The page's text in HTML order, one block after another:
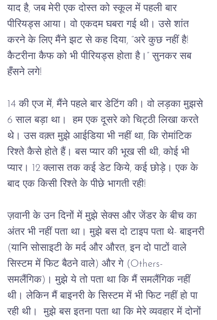
याद है, जब मेरी एक दोस्त को स्कूल में पहली बार
पीरियड्स आया। वो एकदम घबरा गई थी। उसे शांत
करने के लिए मैंने झट से कह दिया, “अरे कुछ नहीं है!
कैटरीना कैफ को भी पीरियड्स होता है।” सुनकर सब
हँसने लगे!
14 की एज में, मैंने पहले बार डेटिंग की। वो लड़का मुझसे
6 साल बड़ा था।
हम एक दूसरे को चिट्ठी लिखा करते
थे। उस वक़्त मुझे आईडिया भी नहीं था, कि रोमांटिक
रिश्ते कैसे होते हैं। बस प्यार की भूख सी थी, कोई भी
प्यार।
12 क्लास तक कई डेट किये, कई छोड़े। एक के
बाद एक किसी रिश्ते के पीछे भागती रही!
ज़वानी के उन दिनों में मुझे सेक्स और जेंडर के बीच का
अंतर भी नहीं पता था। मुझे बस दो टाइप पता थे- बाइनरी
(यानि सोसाइटी के मर्द और औरत, इन दो पाटों वाले
सिस्टम में फिट बैठने वाले) और गे (Others-
समलैंगिक)। मुझे ये तो पता था कि मैं समलैंगिक नहीं
थी। लेकिन मैं बाइनरी के सिस्टम में भी फिट नहीं हो पा
रही थी।
मुझे बस इतना पता था कि मेरे व्यवहार में दोनों